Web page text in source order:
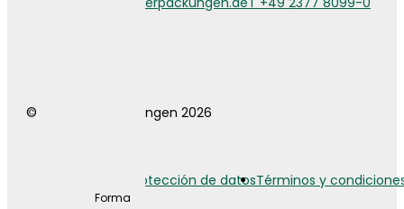
Forma
© Weber Verpackungen 2026
Protección de datosTérminos y